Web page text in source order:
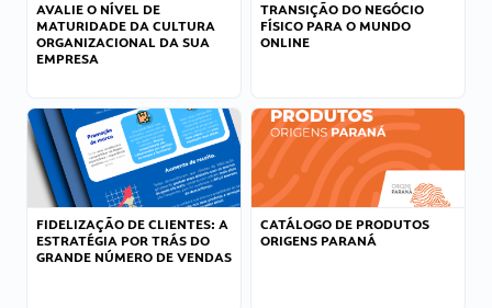
AVALIE O NÍVEL DE
MATURIDADE DA CULTURA
ORGANIZACIONAL DA SUA
EMPRESA
TRANSIÇÃO DO NEGÓCIO
FÍSICO PARA O MUNDO
ONLINE
FIDELIZAÇÃO DE CLIENTES: A
ESTRATÉGIA POR TRÁS DO
GRANDE NÚMERO DE VENDAS
CATÁLOGO DE PRODUTOS
ORIGENS PARANÁ